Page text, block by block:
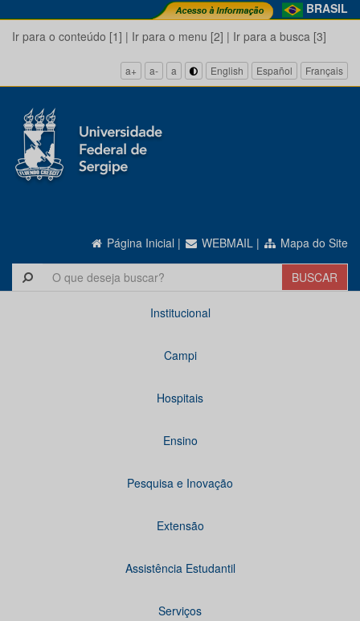
BRASIL
Ir para o conteúdo [1] | Ir para o menu [2] | Ir para a busca [3]
a+ a- a English Español Français
Página Inicial | WEBMAIL | Mapa do Site
Institucional
Campi
Hospitais
Ensino
Pesquisa e Inovação
Extensão
Assistência Estudantil
Serviços